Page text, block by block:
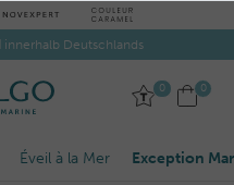
innerhalb Deutschlands
0 0
Éveil à la Mer Exception